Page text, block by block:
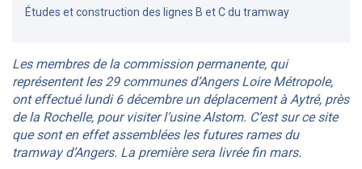
Études et construction des lignes B et C du tramway
Les membres de la commission permanente, qui
représentent les 29 communes d’Angers Loire Métropole,
ont effectué lundi 6 décembre un déplacement à Aytré, près
de la Rochelle, pour visiter l’usine Alstom. C’est sur ce site
que sont en effet assemblées les futures rames du
tramway d’Angers. La première sera livrée fin mars.